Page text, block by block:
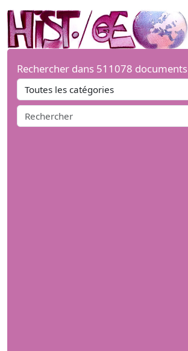
Rechercher dans 511078 documents